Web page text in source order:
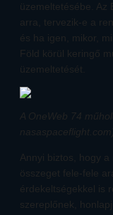
üzemeltetésébe. Az
arra, tervezik-e a
és ha igen, mikor,
Föld körül keringő
üzemeltetését.
A OneWeb 74
nasaspaceflight.com)
Annyi biztos, hogy
összeget fele-fele
érdekeltségekkel is
szereplőnek,